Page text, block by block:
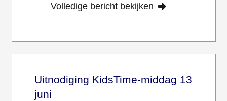
Volledige bericht bekijken
Uitnodiging KidsTime-middag 13
juni